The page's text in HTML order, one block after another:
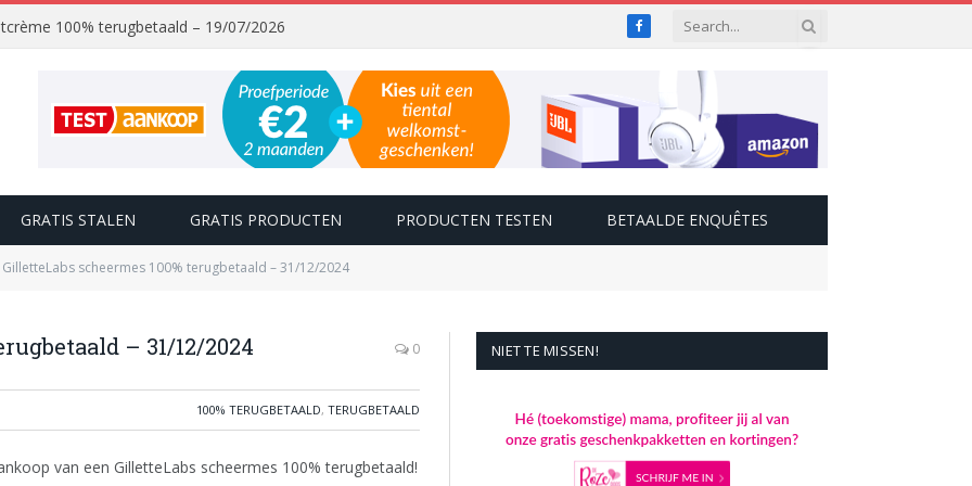
100% terugbetaald – 19/07/2026 Facebook
GRATIS STALEN GRATIS PRODUCTEN PRODUCTEN TESTEN BETAALDE ENQUÊTES
GilletteLabs scheermes 100% terugbetaald – 31/12/2024
– 31/12/2024 0
100% TERUGBETAALD, TERUGBETAALD
van een GilletteLabs scheermes 100% terugbetaald!
NIET TE MISSEN!